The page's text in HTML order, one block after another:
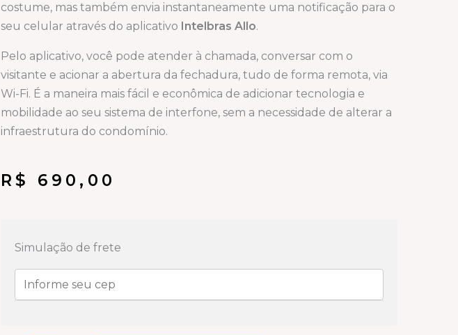
costume, mas também envia instantaneamente uma notificação para o
seu celular através do aplicativo Intelbras Allo.
Pelo aplicativo, você pode atender à chamada, conversar com o
visitante e acionar a abertura da fechadura, tudo de forma remota, via
Wi-Fi. É a maneira mais fácil e econômica de adicionar tecnologia e
mobilidade ao seu sistema de interfone, sem a necessidade de alterar a
infraestrutura do condomínio.
R$ 690,00
Simulação de frete
Box
Interface